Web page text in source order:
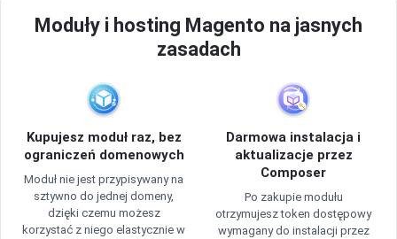
Moduły i hosting Magento na jasnych
zasadach
Kupujesz moduł raz, bez
ograniczeń domenowych
Moduł nie jest przypisywany na
sztywno do jednej domeny,
dzięki czemu możesz
korzystać z niego elastycznie w
Darmowa instalacja i
aktualizacje przez
Composer
Po zakupie modułu
otrzymujesz token dostępowy
wymagany do instalacji przez